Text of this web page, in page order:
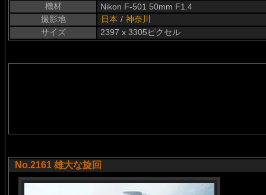
機材
Nikon F-501 50mm F1.4
撮影地
日本 / 神奈川
サイズ
2397 x 3305ピクセル
No.2161 雄大な旋回